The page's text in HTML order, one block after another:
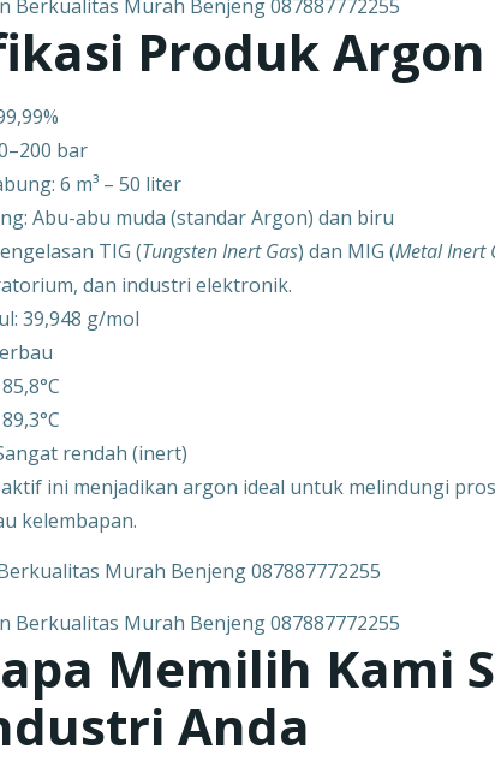
Produk
bar
6 m³ – 50 liter
Abu-abu muda (standar Argon) dan biru
TIG (Tungsten Inert Gas) dan MIG (Metal Inert
dan industri elektronik.
39,948 g/mol
rendah (inert)
ini menjadikan argon ideal untuk melindungi
kelembapan.
Murah Benjeng 087887772255
Memilih Kami
Anda